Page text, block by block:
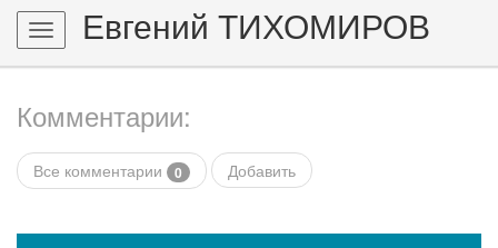
Toggle
navigation
Евгений ТИХОМИРОВ
Комментарии:
Все комментарии 0 Добавить